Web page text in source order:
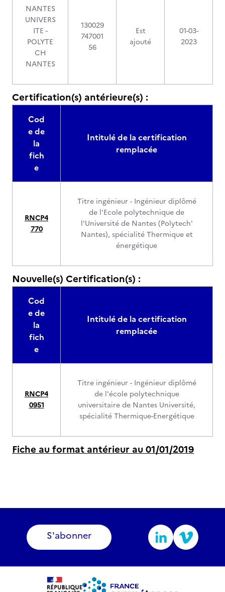
NANTES
UNIVERS
ITE -
POLYTE
CH
NANTES
130029
747001
56
Est
ajouté
01-03-
2023
Certification(s) antérieure(s) :
Cod
e de
la
fich
e
Intitulé de la certification
remplacée
RNCP4
770
Titre ingénieur - Ingénieur diplômé
de l'Ecole polytechnique de
l'Université de Nantes (Polytech'
Nantes), spécialité Thermique et
énergétique
Nouvelle(s) Certification(s) :
Cod
e de
la
fich
e
Intitulé de la certification
remplacée
RNCP4
0951
Titre ingénieur - Ingénieur diplômé
de l'école polytechnique
universitaire de Nantes Université,
spécialité Thermique-Energétique
Fiche au format antérieur au 01/01/2019
S'abonner